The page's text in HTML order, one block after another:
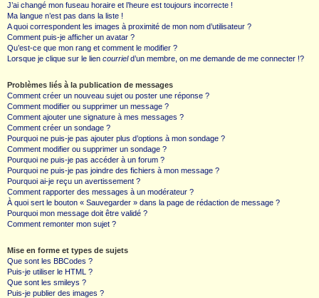
J’ai changé mon fuseau horaire et l’heure est toujours incorrecte !
Ma langue n’est pas dans la liste !
A quoi correspondent les images à proximité de mon nom d’utilisateur ?
Comment puis-je afficher un avatar ?
Qu’est-ce que mon rang et comment le modifier ?
Lorsque je clique sur le lien courrield’un membre, on me demande de me connecter !?
Problèmes liés à la publication de messages
Comment créer un nouveau sujet ou poster une réponse ?
Comment modifier ou supprimer un message ?
Comment ajouter une signature à mes messages ?
Comment créer un sondage ?
Pourquoi ne puis-je pas ajouter plus d’options à mon sondage ?
Comment modifier ou supprimer un sondage ?
Pourquoi ne puis-je pas accéder à un forum ?
Pourquoi ne puis-je pas joindre des fichiers à mon message ?
Pourquoi ai-je reçu un avertissement ?
Comment rapporter des messages à un modérateur ?
À quoi sert le bouton « Sauvegarder » dans la page de rédaction de message ?
Pourquoi mon message doit être validé ?
Comment remonter mon sujet ?
Mise en forme et types de sujets
Que sont les BBCodes ?
Puis-je utiliser le HTML ?
Que sont les smileys ?
Puis-je publier des images ?